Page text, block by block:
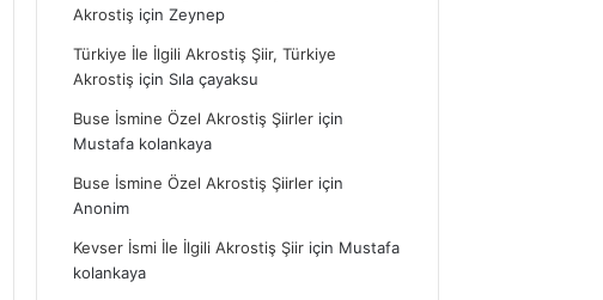
Akrostiş içinZeynep
Türkiye İle İlgili Akrostiş Şiir, Türkiye
Akrostiş için Sıla çayaksu
Buse İsmine Özel Akrostiş Şiirler için
Mustafa kolankaya
Buse İsmine Özel Akrostiş Şiirler için
Anonim
Kevser İsmi İle İlgili Akrostiş Şiir için Mustafa
kolankaya